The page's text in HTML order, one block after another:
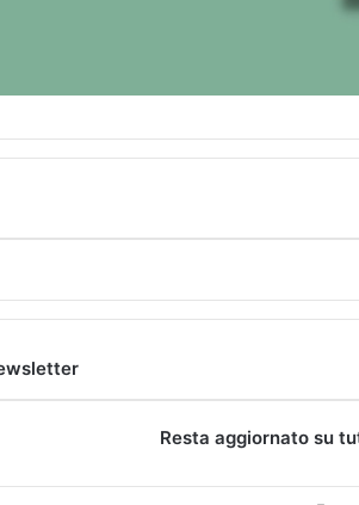
Resta aggiornato su